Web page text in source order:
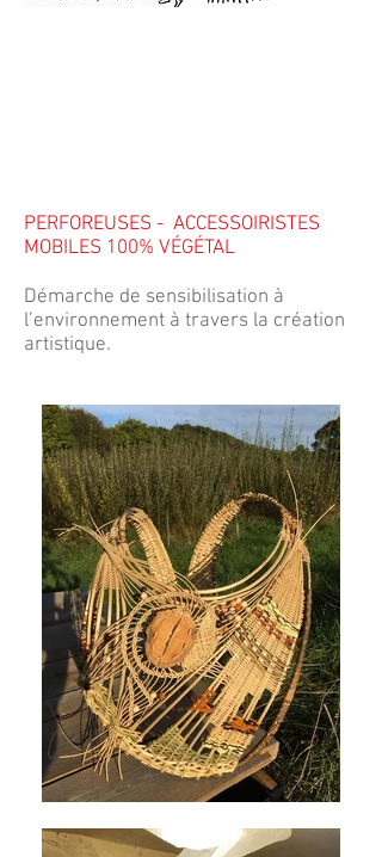
PERFOREUSES - ACCESSOIRISTES
MOBILES 100% VÉGÉTAL
Démarche de sensibilisation à
l’environnement à travers la création
artistique.